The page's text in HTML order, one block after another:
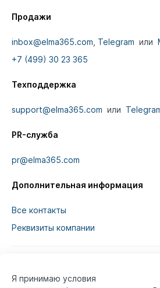
Продажи
inbox@elma365.com Telegram или
+7 (499) 30 23 365
Техподдержка
support@elma365.com или
PR-служба
pr@elma365.com
Дополнительная информация
Все контакты
Реквизиты компании
Я принимаю условия